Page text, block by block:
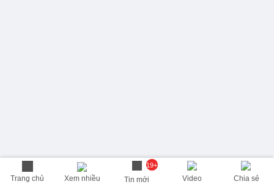
Trang chủ Xem nhiều
19+
Tin mới Video Chia sẻ